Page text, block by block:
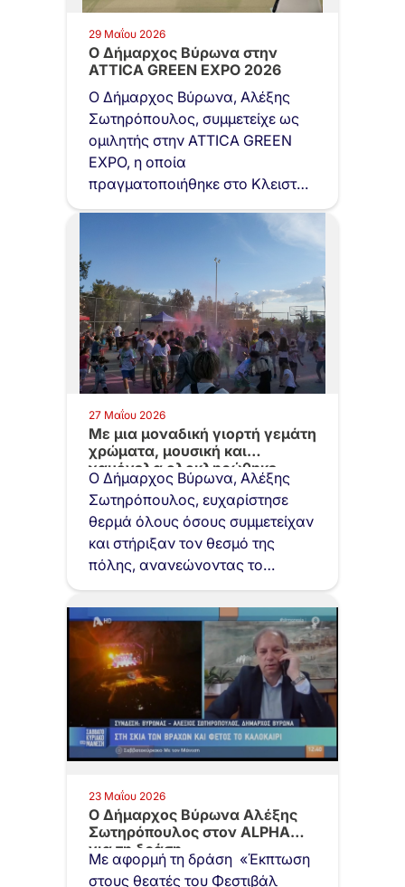
29 Μαΐου 2026
Ο Δήμαρχος Βύρωνα στην
ATTICA GREEN EXPO 2026
Ο Δήμαρχος Βύρωνα, Αλέξης
Σωτηρόπουλος, συμμετείχε ως
ομιλητής στην ATTICA GREEN
EXPO, η οποία
πραγματοποιήθηκε στο Κλειστό
Γήπεδο Παλαιού Φαλήρου…
27 Μαΐου 2026
Με μια μοναδική γιορτή γεμάτη
χρώματα, μουσική και
χαμόγελα ολοκληρώθηκε…
Ο Δήμαρχος Βύρωνα, Αλέξης
Σωτηρόπουλος, ευχαρίστησε
θερμά όλους όσους συμμετείχαν
και στήριξαν τον θεσμό της
πόλης, ανανεώνοντας το
ραντεβού για…
23 Μαΐου 2026
Ο Δήμαρχος Βύρωνα Αλέξης
Σωτηρόπουλος στον ALPHA
για τη δράση…
Με αφορμή τη δράση «Έκπτωση
στους θεατές του Φεστιβάλ